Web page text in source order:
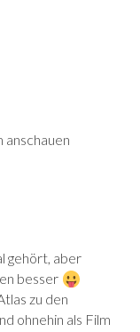
anschauen
gehört, aber
besser
zu den
ohnehin als Film